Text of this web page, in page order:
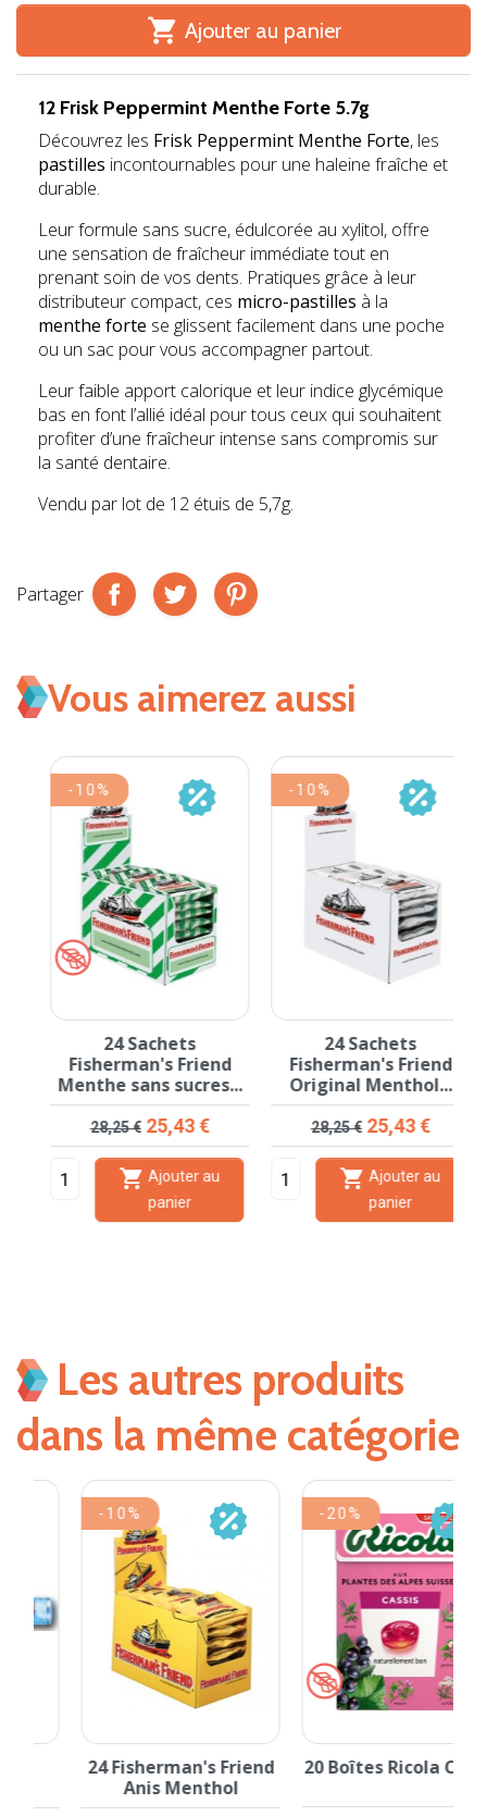
 Ajouter au panier
12 Frisk Peppermint Menthe Forte 5.7g
Découvrez les Frisk Peppermint Menthe Forte, les
pastilles incontournables pour une haleine fraîche et
durable.
Leur formule sans sucre, édulcorée au xylitol, offre
une sensation de fraîcheur immédiate tout en
prenant soin de vos dents. Pratiques grâce à leur
distributeur compact, ces micro-pastilles à la
menthe forte se glissent facilement dans une poche
ou un sac pour vous accompagner partout.
Leur faible apport calorique et leur indice glycémique
bas en font l’allié idéal pour tous ceux qui souhaitent
profiter d’une fraîcheur intense sans compromis sur
la santé dentaire.
Vendu par lot de 12 étuis de 5,7g.
Partager
Vous aimerez aussi
24 Sachets
Fisherman's Friend
Menthe sans sucres...
Prix de base
28,25 €Prix
25,43 €
Ajouter au
panier
-10%
24 Sachets
Fisherman's Friend
Original Menthol...
Prix de base
28,25 €Prix
25,43 €
Ajouter au
panier
-10%
Les autres produits
dans la même catégorie
24 Fisherman's Friend
Anis Menthol
20 Boîtes Ricola Cassis